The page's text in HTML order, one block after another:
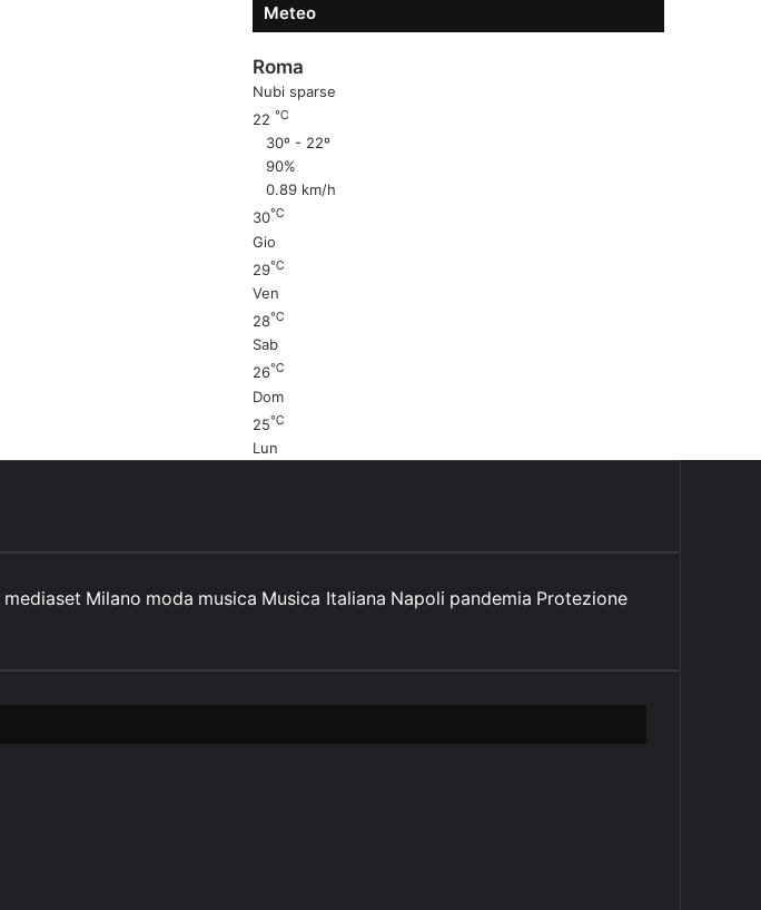
Meteo
Roma
Nubi sparse
22℃
30º - 22º
90%
0.89 km/h
30℃
Gio
29℃
Ven
28℃
Sab
26℃
Dom
25℃
Lun
mediaset Milano moda musica Musica Italiana Napoli pandemia Protezione